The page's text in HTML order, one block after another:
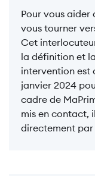
Pour vous aider
vous tourner
Cet
la définition et
intervention est
janvier 2024
cadre de
mis en contact,
directement par